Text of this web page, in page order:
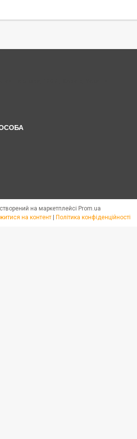
на маркетплейсі Prom.ua
на контент Політика конфіденційності